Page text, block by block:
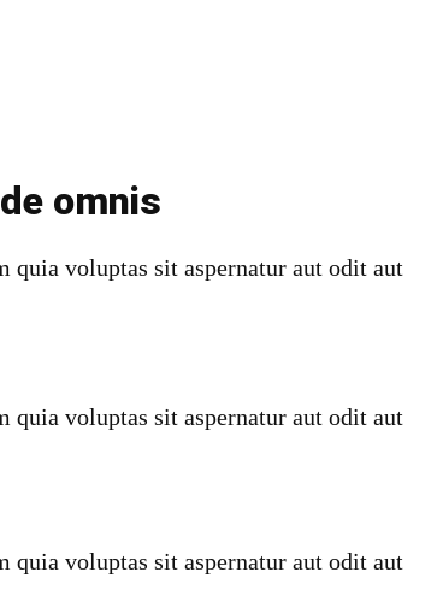
omnis
quia voluptas sit aspernatur aut odit aut
quia voluptas sit aspernatur aut odit aut
quia voluptas sit aspernatur aut odit aut